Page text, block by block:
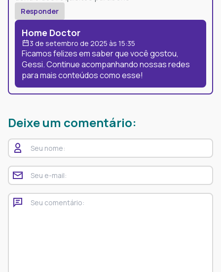
Responder
Home Doctor
3 de setembro de 2025 às 15:35
Ficamos felizes em saber que você gostou,
Gessi. Continue acompanhando nossas redes
para mais conteúdos como esse!
Deixe um comentário: